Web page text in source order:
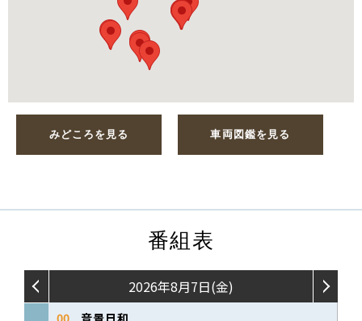
みどころを見る 車両図鑑を見る
番組表